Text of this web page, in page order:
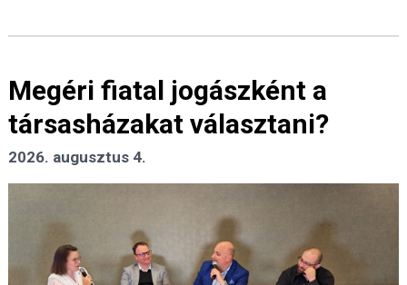
Megéri fiatal jogászként a
társasházakat választani?
2026. augusztus 4.